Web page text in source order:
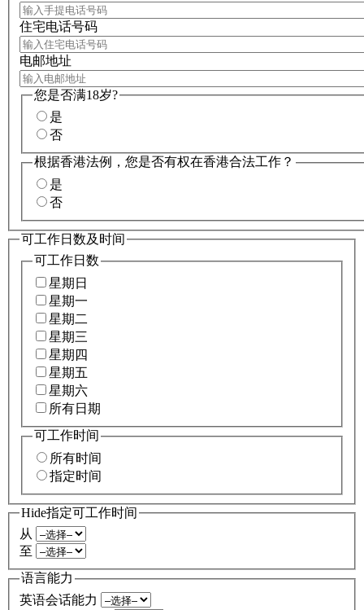
住宅电话号码
电邮地址
您是否满18岁?
是
否
根据香港法例，您是否有权在香港合法工作？
是
否
可工作日数及时间
可工作日数
星期日
星期一
星期二
星期三
星期四
星期五
星期六
所有日期
可工作时间
所有时间
指定时间
Hide指定可工作时间
从
至
语言能力
英语会话能力